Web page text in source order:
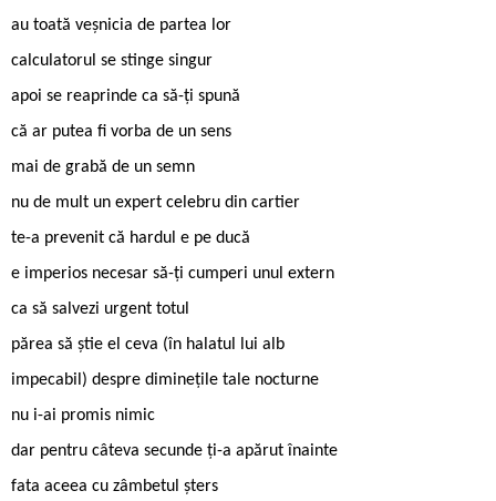
au toată veșnicia de partea lor
calculatorul se stinge singur
apoi se reaprinde ca să-ți spună
că ar putea fi vorba de un sens
mai de grabă de un semn
nu de mult un expert celebru din cartier
te-a prevenit că hardul e pe ducă
e imperios necesar să-ţi cumperi unul extern
ca să salvezi urgent totul
părea să știe el ceva (în halatul lui alb
impecabil) despre diminețile tale nocturne
nu i-ai promis nimic
dar pentru câteva secunde ți-a apărut înainte
fata aceea cu zâmbetul șters